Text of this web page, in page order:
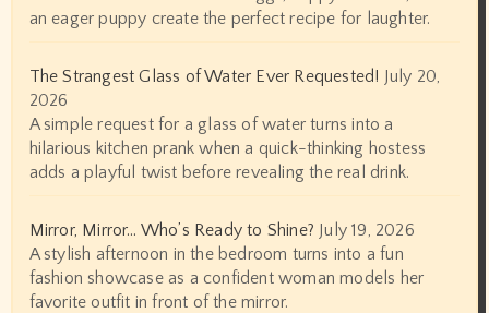
an eager puppy create the perfect recipe for laughter.
The Strangest Glass of Water Ever Requested! July 20,
2026
A simple request for a glass of water turns into a
hilarious kitchen prank when a quick-thinking hostess
adds a playful twist before revealing the real drink.
Mirror, Mirror… Who’s Ready to Shine? July 19, 2026
A stylish afternoon in the bedroom turns into a fun
fashion showcase as a confident woman models her
favorite outfit in front of the mirror.